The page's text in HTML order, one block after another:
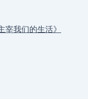
我们的生活》